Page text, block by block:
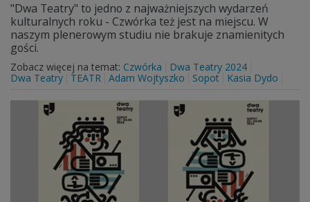
"Dwa Teatry" to jedno z najważniejszych wydarzeń
kulturalnych roku - Czwórka też jest na miejscu. W
naszym plenerowym studiu nie brakuje znamienitych
gości.
Zobacz więcej na temat: Czwórka
Dwa Teatry 2024
Dwa Teatry
TEATR Adam Wojtyszko Sopot Kasia Dydo